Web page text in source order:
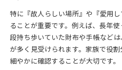
丁寧な遺品整理が
遺品整理で気持ちを
伝言を見逃さない
気持ちと伝言に寄り添う
遺品整理で気持ちに
特に『故人らしい場所』や『愛用
ることが重要です。例えば、長年
段持ち歩いていた財布や手帳など
が多く見受けられます。家族で役
細やかに確認することが大切です。